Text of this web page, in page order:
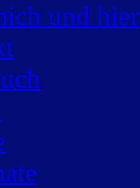
und hier